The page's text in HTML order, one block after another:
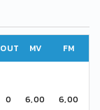
OUT MV FM
0 6,00 6,00